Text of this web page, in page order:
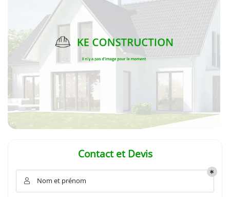
En cochant cette case, vous consentez à recevoir nos propositions commerciales à
l'adresse email indiqué ci-dessus. Vous pouvez vous désinscrire à tout moment en
utilisant le formulaire de désinscription
INSCRIPTION
Contact et Devis
 Nom et prénom